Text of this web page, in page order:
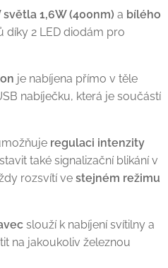
světla 1,6W (400nm) a bílého
díky 2 LED diodám pro
je nabíjena přímo v těle
nabíječku, která je součástí
regulaci intenzity
také signalizační blikání v
rozsvítí ve stejném režimu
slouží k nabíjení svítilny a
na jakoukoliv železnou